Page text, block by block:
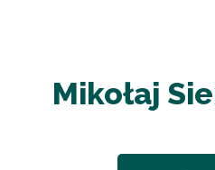
Mikołaj